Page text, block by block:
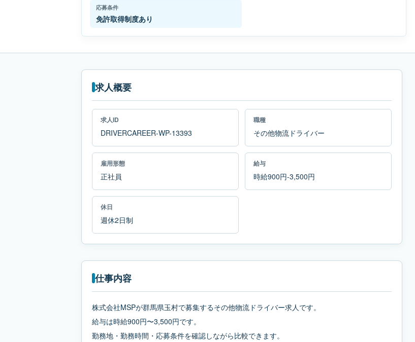
応募条件
免許取得制度あり
求人概要
求人ID
DRIVERCAREER-WP-13393
職種
その他物流ドライバー
雇用形態
正社員
給与
時給900円-3,500円
休日
週休2日制
仕事内容
株式会社MSPが群馬県玉村で募集するその他物流ドライバー求人です。
給与は時給900円〜3,500円です。
勤務地・勤務時間・応募条件を確認しながら比較できます。